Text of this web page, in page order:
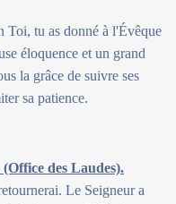
Toi, tu as donné à l'Évêque
éloquence et un grand
la grâce de suivre ses
sa patience.
des Laudes).
Le Seigneur a